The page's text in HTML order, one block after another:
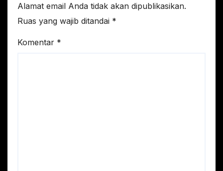
Alamat email Anda tidak akan dipublikasikan.
Ruas yang wajib ditandai *
Komentar *